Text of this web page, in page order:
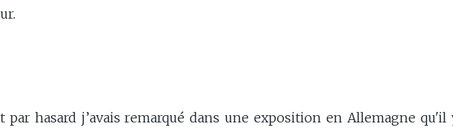
par hasard j’avais remarqué dans une exposition en Allemagne qu'il